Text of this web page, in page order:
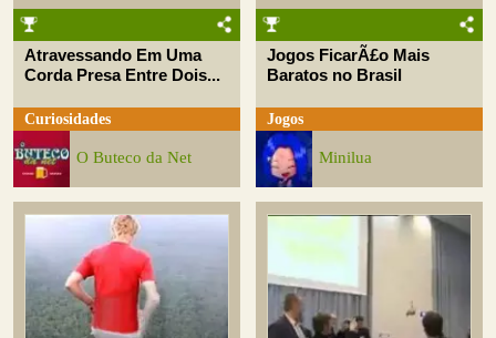
Atravessando Em Uma
Corda Presa Entre Dois...
Curiosidades
O Buteco da Net
Jogos FicarÃ£o Mais
Baratos no Brasil
Jogos
Minilua